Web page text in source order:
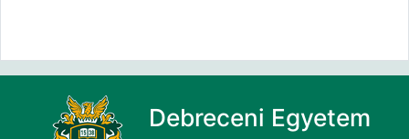
Debreceni Egyetem